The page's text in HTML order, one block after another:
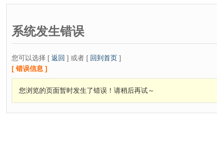
系统发生错误
您可以选择 [ 返回 ] 或者 [ 回到首页 ]
[ 错误信息 ]
您浏览的页面暂时发生了错误！请稍后再试～